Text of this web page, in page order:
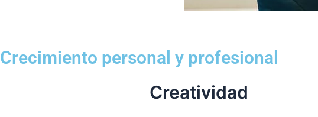
Crecimiento personal y profesional
Creatividad